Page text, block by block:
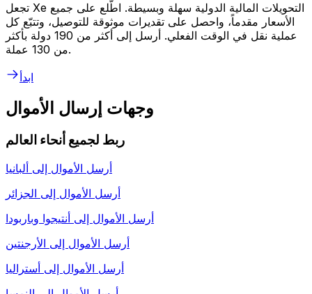
تجعل Xe التحويلات المالية الدولية سهلة وبسيطة. اطّلع على جميع
الأسعار مقدماً، واحصل على تقديرات موثوقة للتوصيل، وتتبّع كل
عملية نقل في الوقت الفعلي. أرسل إلى أكثر من 190 دولة بأكثر
من 130 عملة.
ابدأ
وجهات إرسال الأموال
ربط لجميع أنحاء العالم
أرسل الأموال إلى ألبانيا
أرسل الأموال إلى الجزائر
أرسل الأموال إلى أنتيجوا وباربودا
أرسل الأموال إلى الأرجنتين
أرسل الأموال إلى أستراليا